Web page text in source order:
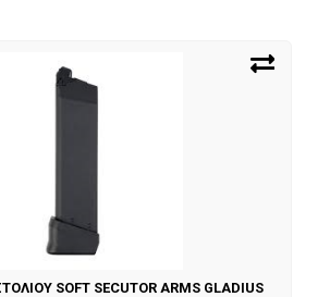
SOFT SECUTOR ARMS GLADIUS